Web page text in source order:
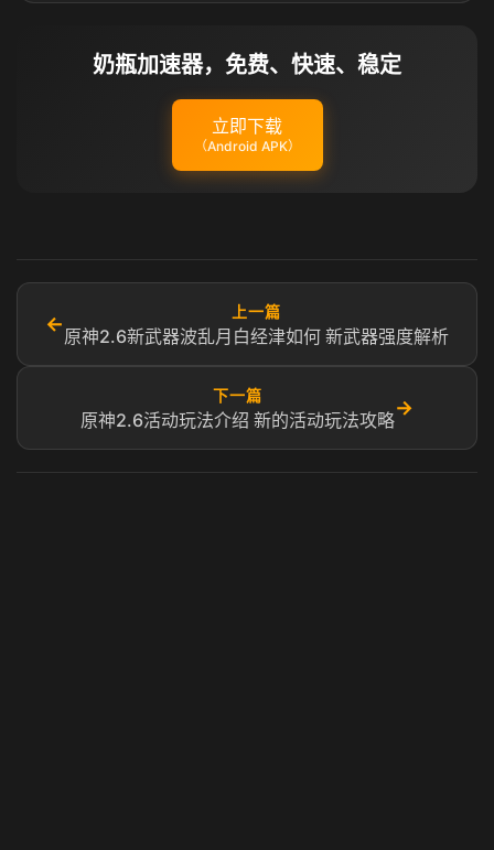
奶瓶加速器，免费、快速、稳定
立即下载
（Android APK）
←
上一篇
原神2.6新武器波乱月白经津如何 新武器强度解析
下一篇
原神2.6活动玩法介绍 新的活动玩法攻略
→